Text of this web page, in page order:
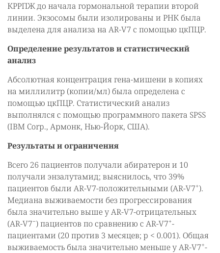
КРРПЖ до начала гормональной терапии второй
линии. Экзосомы были изолированы и РНК была
выделена для анализа на AR-V7 с помощью цкПЦР.
Определение результатов и статистический
анализ
Абсолютная концентрация гена-мишени в копиях
на миллилитр (копии/мл) была определена с
помощью цкПЦР. Статистический анализ
выполнялся с помощью программного пакета SPSS
(IBM Corp., Армонк, Нью-Йорк, США).
Результаты и ограничения
Всего 26 пациентов получали абиратерон и 10
получали энзалутамид; выяснилось, что 39%
пациентов были AR-V7-положительными (AR-V7+).
Медиана выживаемости без прогрессирования
была значительно выше у AR-V7-отрицательных
(AR-V7−) пациентов по сравнению с AR-V7+-
пациентами (20 против 3 месяцев; p < 0.001). Общая
выживаемость была значительно меньше у AR-V7+-